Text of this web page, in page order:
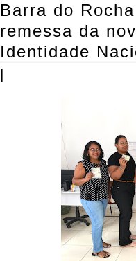
Barra do
remessa da
Identidade
|